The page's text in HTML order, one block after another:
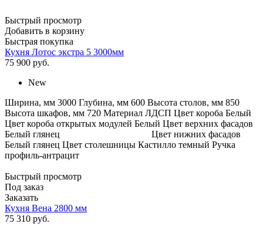
Быстрый просмотр
Добавить в корзину
Быстрая покупка
Кухня Лотос экстра 5 3000мм
75 900 руб.
New
Ширина, мм 3000 Глубина, мм 600 Высота столов, мм 850
Высота шкафов, мм 720 Материал ЛДСП Цвет короба Белый
Цвет короба открытых модулей Белый Цвет верхних фасадов
Белый глянец Цвет нижних фасадов
Белый глянец Цвет столешницы Кастилло темный Ручка
профиль-антрацит
Быстрый просмотр
Под заказ
Заказать
Кухня Вена 2800 мм
75 310 руб.